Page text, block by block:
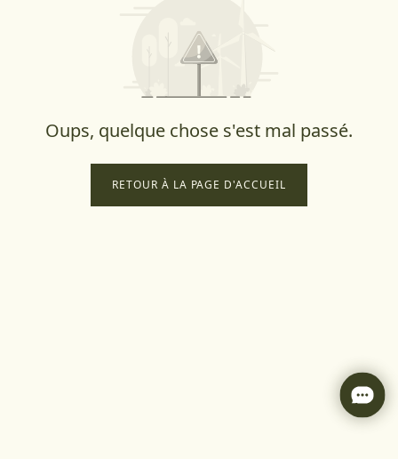
Oups, quelque chose s'est mal passé.
RETOUR À LA PAGE D'ACCUEIL